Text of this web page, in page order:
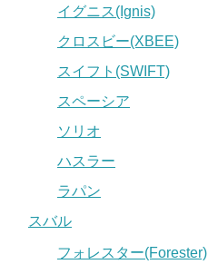
イグニス(Ignis)
クロスビー(XBEE)
スイフト(SWIFT)
スペーシア
ソリオ
ハスラー
ラパン
スバル
フォレスター(Forester)